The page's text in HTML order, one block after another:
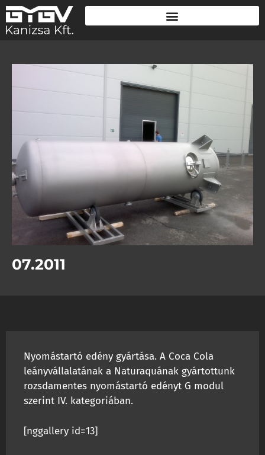
07.2011
Nyomástartó edény gyártása. A Coca Cola
leányvállalatának a Naturaquának gyártottunk
rozsdamentes nyomástartó edényt G modul
szerint IV. kategoriában.
[nggallery id=13]